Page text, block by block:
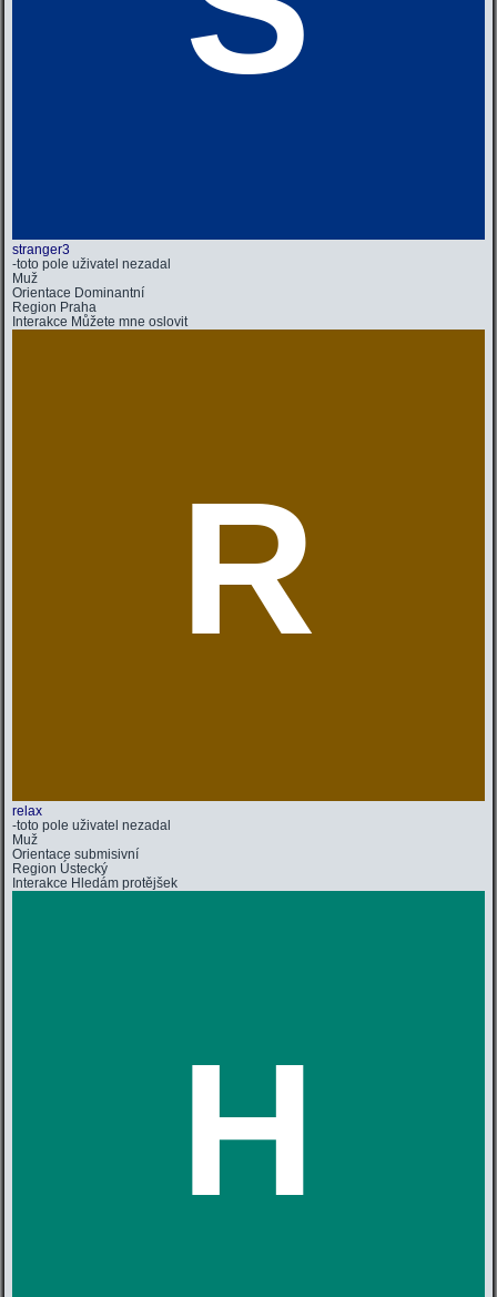
stranger3
-toto pole uživatel nezadal
Muž
Orientace Dominantní
Region Praha
Interakce Můžete mne oslovit
R
relax
-toto pole uživatel nezadal
Muž
Orientace submisivní
Region Ústecký
Interakce Hledám protějšek
H